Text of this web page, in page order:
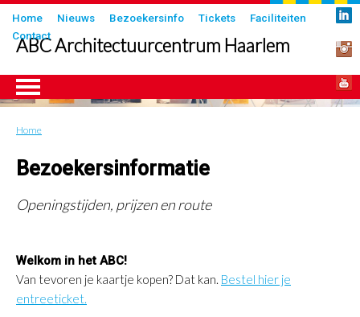
Overslaan
en
naar
inhoud
gaan
Submenu
Home Nieuws Bezoekersinfo Tickets
Faciliteiten
Contact
ABC Architectuurcentrum Haarlem
Kruimelpad
Home
Bezoekersinformatie
Openingstijden, prijzen en route
Welkom in het ABC!
Van tevoren je kaartje kopen? Dat kan. Bestel hier je
entreeticket.